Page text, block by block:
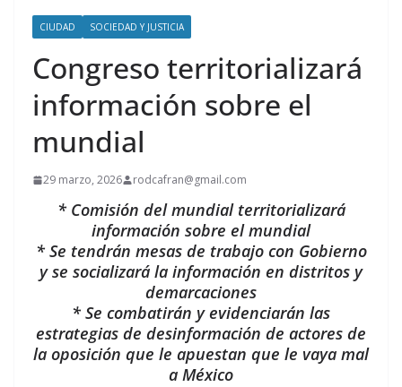
CIUDAD SOCIEDAD Y JUSTICIA
Congreso territorializará
información sobre el
mundial
29 marzo, 2026 rodcafran@gmail.com
* Comisión del mundial territorializará
información sobre el mundial
* Se tendrán mesas de trabajo con Gobierno
y se socializará la información en distritos y
demarcaciones
* Se combatirán y evidenciarán las
estrategias de desinformación de actores de
la oposición que le apuestan que le vaya mal
a México